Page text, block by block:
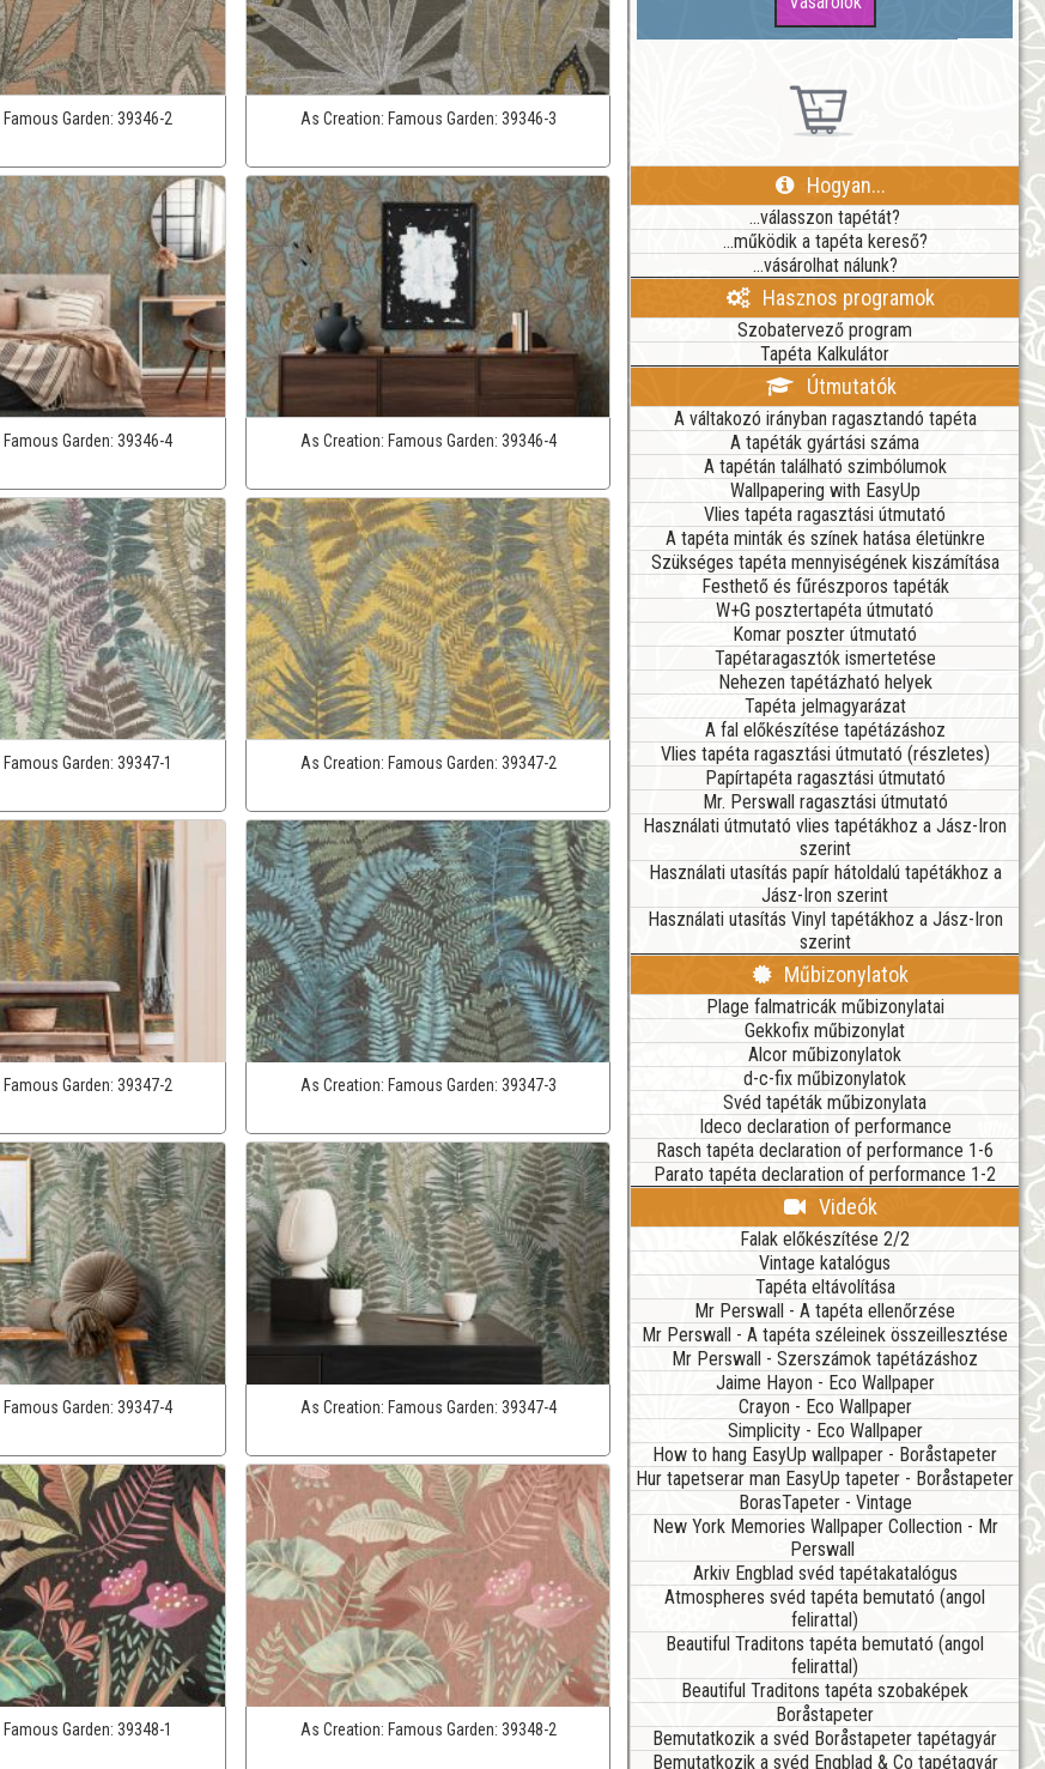
Famous Garden: 39346-2 As Creation: Famous Garden: 39346-3
Famous Garden: 39346-4 As Creation: Famous Garden: 39346-4
Famous Garden: 39347-1 As Creation: Famous Garden: 39347-2
Famous Garden: 39347-2 As Creation: Famous Garden: 39347-3
Famous Garden: 39347-4 As Creation: Famous Garden: 39347-4
Famous Garden: 39348-1 As Creation: Famous Garden: 39348-2
Hogyan...
...válasszon tapétát?
...működik a tapéta kereső?
...vásárolhat nálunk?
Hasznos programok
Szobatervező program
Tapéta Kalkulátor
Útmutatók
A váltakozó irányban ragasztandó tapéta
A tapéták gyártási száma
A tapétán található szimbólumok
Wallpapering with EasyUp
Vlies tapéta ragasztási útmutató
A tapéta minták és színek hatása életünkre
Szükséges tapéta mennyiségének kiszámítása
Festhető és fűrészporos tapéták
W+G posztertapéta útmutató
Komar poszter útmutató
Tapétaragasztók ismertetése
Nehezen tapétázható helyek
Tapéta jelmagyarázat
A fal előkészítése tapétázáshoz
Vlies tapéta ragasztási útmutató (részletes)
Papírtapéta ragasztási útmutató
Mr. Perswall ragasztási útmutató
Használati útmutató vlies tapétákhoz a Jász-Iron
szerint
Használati utasítás papír hátoldalú tapétákhoz a
Jász-Iron szerint
Használati utasítás Vinyl tapétákhoz a Jász-Iron
szerint
Műbizonylatok
Plage falmatricák műbizonylatai
Gekkofix műbizonylat
Alcor műbizonylatok
d-c-fix műbizonylatok
Svéd tapéták műbizonylata
Ideco declaration of performance
Rasch tapéta declaration of performance 1-6
Parato tapéta declaration of performance 1-2
Videók
Falak előkészítése 2/2
Vintage katalógus
Tapéta eltávolítása
Mr Perswall - A tapéta ellenőrzése
Mr Perswall - A tapéta széleinek összeillesztése
Mr Perswall - Szerszámok tapétázáshoz
Jaime Hayon - Eco Wallpaper
Crayon - Eco Wallpaper
Simplicity - Eco Wallpaper
How to hang EasyUp wallpaper - Boråstapeter
Hur tapetserar man EasyUp tapeter - Boråstapeter
BorasTapeter - Vintage
New York Memories Wallpaper Collection - Mr
Perswall
Arkiv Engblad svéd tapétakatalógus
Atmospheres svéd tapéta bemutató (angol
felirattal)
Beautiful Traditons tapéta bemutató (angol
felirattal)
Beautiful Traditons tapéta szobaképek
Boråstapeter
Bemutatkozik a svéd Boråstapeter tapétagyár
Bemutatkozik a svéd Engblad & Co tapétagyár